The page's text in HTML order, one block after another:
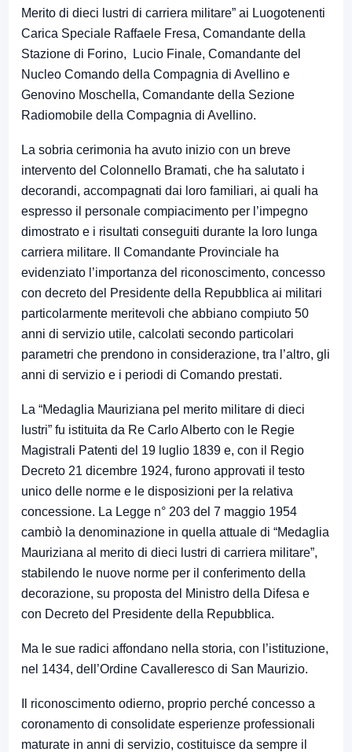
Merito di dieci lustri di carriera militare” ai Luogotenenti
Carica Speciale Raffaele Fresa, Comandante della
Stazione di Forino, Lucio Finale, Comandante del
Nucleo Comando della Compagnia di Avellino e
Genovino Moschella, Comandante della Sezione
Radiomobile della Compagnia di Avellino.
La sobria cerimonia ha avuto inizio con un breve
intervento del Colonnello Bramati, che ha salutato i
decorandi, accompagnati dai loro familiari, ai quali ha
espresso il personale compiacimento per l’impegno
dimostrato e i risultati conseguiti durante la loro lunga
carriera militare. Il Comandante Provinciale ha
evidenziato l’importanza del riconoscimento, concesso
con decreto del Presidente della Repubblica ai militari
particolarmente meritevoli che abbiano compiuto 50
anni di servizio utile, calcolati secondo particolari
parametri che prendono in considerazione, tra l’altro, gli
anni di servizio e i periodi di Comando prestati.
La “Medaglia Mauriziana pel merito militare di dieci
lustri” fu istituita da Re Carlo Alberto con le Regie
Magistrali Patenti del 19 luglio 1839 e, con il Regio
Decreto 21 dicembre 1924, furono approvati il testo
unico delle norme e le disposizioni per la relativa
concessione. La Legge n° 203 del 7 maggio 1954
cambiò la denominazione in quella attuale di “Medaglia
Mauriziana al merito di dieci lustri di carriera militare”,
stabilendo le nuove norme per il conferimento della
decorazione, su proposta del Ministro della Difesa e
con Decreto del Presidente della Repubblica.
Ma le sue radici affondano nella storia, con l’istituzione,
nel 1434, dell’Ordine Cavalleresco di San Maurizio.
Il riconoscimento odierno, proprio perché concesso a
coronamento di consolidate esperienze professionali
maturate in anni di servizio, costituisce da sempre il